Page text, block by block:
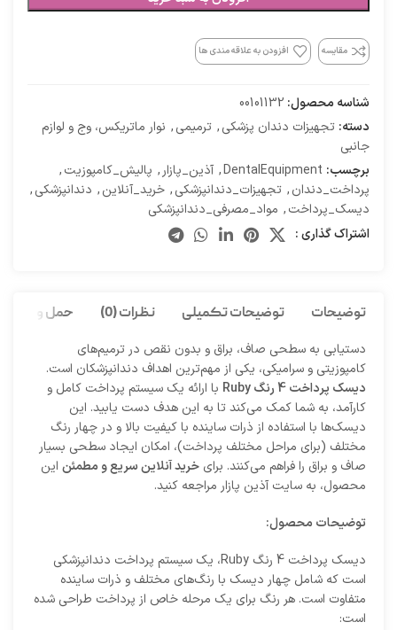
مقایسه افزودن به علاقه مندی ها
شناسه محصول: 00101132
دسته: تجهیزات دندان پزشکی, ترمیمی, نوار ماتریکس، وج و لوازم
جانبی
برچسب: DentalEquipment
, آذین_پازار, پالیش_کامپوزیت,
پرداخت_دندان, تجهیزات_دندانپزشکی, خرید_آنلاین, دندانپزشکی,
دیسک_پرداخت, مواد_مصرفی_دندانپزشکی
اشتراک گذاری :
توضیحات توضیحات تکمیلی نظرات (0) حمل و نقل
دستیابی به سطحی صاف، براق و بدون نقص در ترمیم‌های
کامپوزیتی و سرامیکی، یکی از مهم‌ترین اهداف دندانپزشکان است.
دیسک پرداخت 4 رنگ Ruby
با ارائه یک سیستم پرداخت کامل و
کارآمد، به شما کمک می‌کند تا به این هدف دست یابید. این
دیسک‌ها با استفاده از ذرات ساینده با کیفیت بالا و در چهار رنگ
مختلف (برای مراحل مختلف پرداخت)، امکان ایجاد سطحی بسیار
صاف و براق را فراهم می‌کنند. برای خرید آنلاین سریع و مطمئن این
محصول، به سایت آذین پازار مراجعه کنید.
توضیحات محصول:
دیسک پرداخت 4 رنگ Ruby، یک سیستم پرداخت دندانپزشکی
است که شامل چهار دیسک با رنگ‌های مختلف و ذرات ساینده
متفاوت است. هر رنگ برای یک مرحله خاص از پرداخت طراحی شده
است: